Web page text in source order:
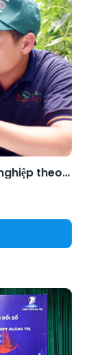
Đơn Dương phát triển nông nghiệp theo hướng thông minh đạt kết quả đáng kể